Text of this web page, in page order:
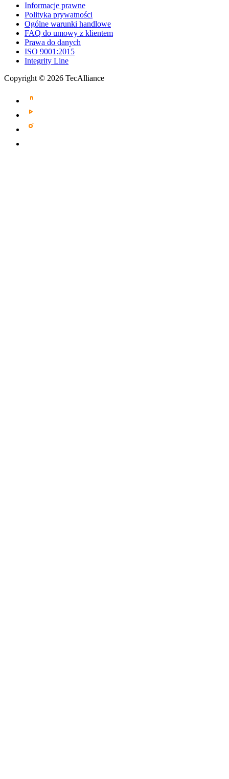
Informacje prawne
Polityka prywatności
Ogólne warunki handlowe
FAQ do umowy z klientem
Prawa do danych
ISO 9001:2015
Integrity Line
Copyright © 2026 TecAlliance